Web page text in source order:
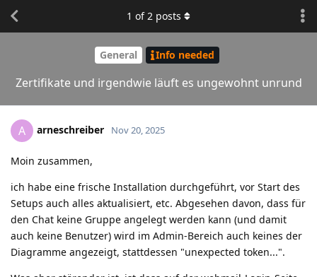
General Info needed
Zertifikate und irgendwie läuft es ungewohnt unrund
1 of2 posts
A arneschreiber Nov 20, 2025
Moin zusammen,
ich habe eine frische Installation durchgeführt, vor Start des
Setups auch alles aktualisiert, etc. Abgesehen davon, dass für
den Chat keine Gruppe angelegt werden kann (und damit
auch keine Benutzer) wird im Admin-Bereich auch keines der
Diagramme angezeigt, stattdessen "unexpected token...".